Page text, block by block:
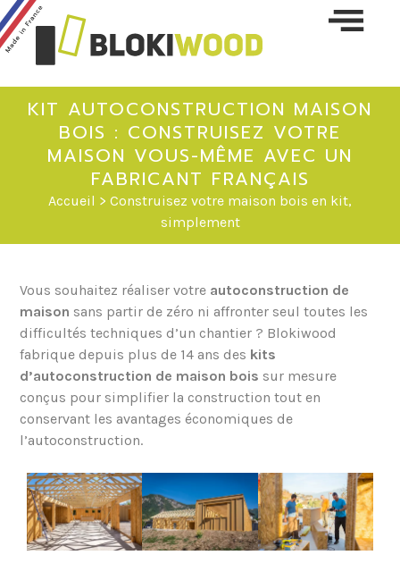
KIT AUTOCONSTRUCTION MAISON
BOIS : CONSTRUISEZ VOTRE
MAISON VOUS-MÊME AVEC UN
FABRICANT FRANÇAIS
Accueil > Construisez votre maison bois en kit,
simplement
Vous souhaitez réaliser votre autoconstruction de
maison sans partir de zéro ni affronter seul toutes les
difficultés techniques d’un chantier ? Blokiwood
fabrique depuis plus de 14 ans des kits
d’autoconstruction de maison bois sur mesure
conçus pour simplifier la construction tout en
conservant les avantages économiques de
l’autoconstruction.